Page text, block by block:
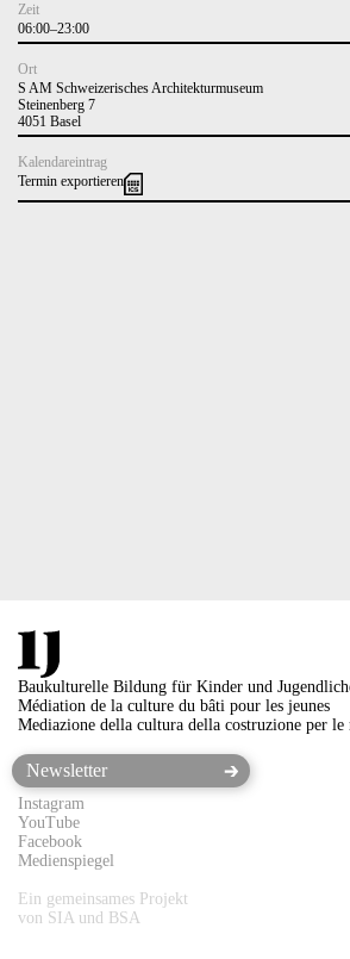
Zeit
06:00–23:00
Ort
S AM Schweizerisches Architekturmuseum
Steinenberg 7
4051 Basel
Kalendareintrag
Termin exportieren
Baukulturelle Bildung für Kinder und
Médiation de la culture du bâti pour les jeunes
Mediazione della cultura della costruzione per le
Instagram
YouTube
Facebook
Medienspiegel
Ein gemeinsames Projekt
von SIA und BSA